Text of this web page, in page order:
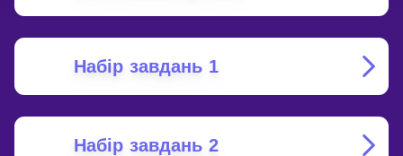
Набір завдань 1
Набір завдань 2